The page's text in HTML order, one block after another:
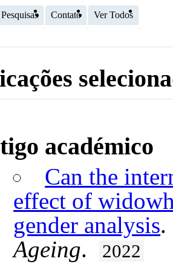
Pesquisas Contato Ver Todos
académico
Can the
effect of
gender analysis
Ageing. 2022